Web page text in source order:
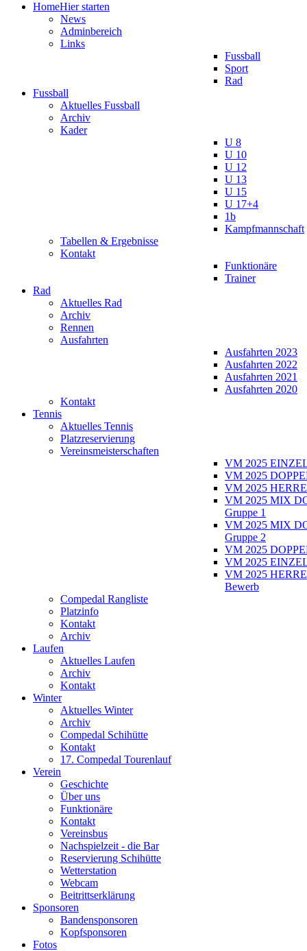
HomeHier starten
News
Adminbereich
Links
Fussball
Sport
Rad
Fussball
Aktuelles Fussball
Archiv
Kader
U 8
U 10
U 12
U 13
U 15
U 17+4
1b
Kampfmannschaft
Tabellen & Ergebnisse
Kontakt
Funktionäre
Trainer
Rad
Aktuelles Rad
Archiv
Rennen
Ausfahrten
Ausfahrten 2023
Ausfahrten 2022
Ausfahrten 2021
Ausfahrten 2020
Kontakt
Tennis
Aktuelles Tennis
Platzreservierung
Vereinsmeisterschaften
VM 2025
VM 2025
VM 2025
VM 2025 MIX
Gruppe 1
VM 2025 MIX
Gruppe 2
VM 2025
VM 2025
VM 2025
Bewerb
Compedal Rangliste
Platzinfo
Kontakt
Archiv
Laufen
Aktuelles Laufen
Archiv
Kontakt
Winter
Aktuelles Winter
Archiv
Compedal Schihütte
Kontakt
17. Compedal Tourenlauf
Verein
Geschichte
Über uns
Funktionäre
Kontakt
Vereinsbus
Nachspielzeit - die Bar
Reservierung Schihütte
Wetterstation
Webcam
Beitrittserklärung
Sponsoren
Bandensponsoren
Kopfsponsoren
Fotos